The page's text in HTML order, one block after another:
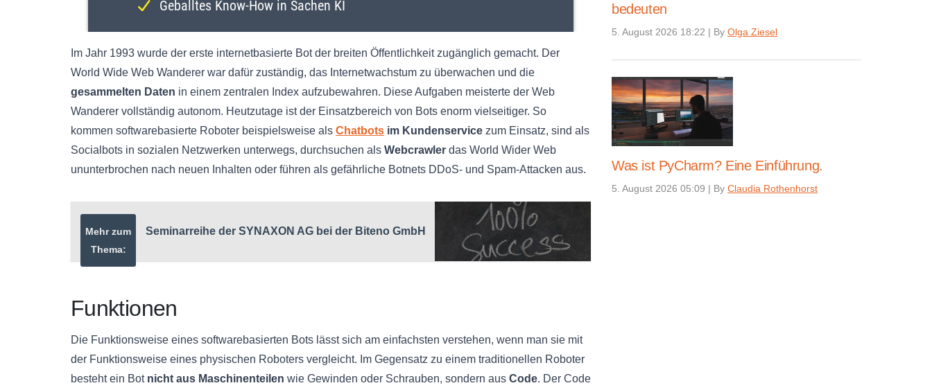
Im Jahr 1993 wurde der erste internetbasierte Bot der breiten Öffentlichkeit zugänglich gemacht. Der
World Wide Web Wanderer war dafür zuständig, das Internetwachstum zu überwachen und die
gesammelten Daten in einem zentralen Index aufzubewahren. Diese Aufgaben meisterte der Web
Wanderer vollständig autonom. Heutzutage ist der Einsatzbereich von Bots enorm vielseitiger. So
kommen softwarebasierte Roboter beispielsweise als Chatbots im Kundenservice zum Einsatz, sind als
Socialbots in sozialen Netzwerken unterwegs, durchsuchen als Webcrawler das World Wider Web
ununterbrochen nach neuen Inhalten oder führen als gefährliche Botnets DDoS- und Spam-Attacken aus.
Mehr zum
Thema:
Seminarreihe der SYNAXON AG bei der Biteno GmbH
Funktionen
Die Funktionsweise eines softwarebasierten Bots lässt sich am einfachsten verstehen, wenn man sie mit
der Funktionsweise eines physischen Roboters vergleicht. Im Gegensatz zu einem traditionellen Roboter
besteht ein Bot nicht aus Maschinenteilen wie Gewinden oder Schrauben, sondern aus Code. Der Code
bedeuten
5. August 2026 18:22 | By Olga Ziesel
Was ist PyCharm? Eine Einführung.
5. August 2026 05:09 | By Claudia Rothenhorst